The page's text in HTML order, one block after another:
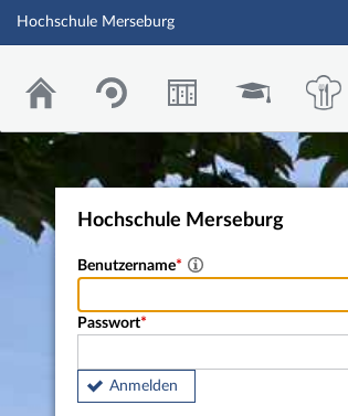
Hochschule Merseburg
Hochschule Merseburg
Benutzername
Passwort
Anmelden